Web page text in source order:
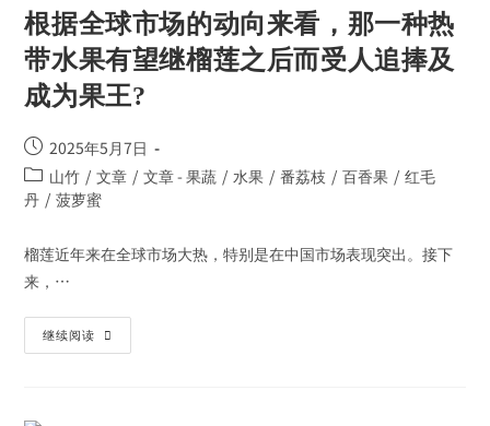
根据全球市场的动向来看，那一种热
带水果有望继榴莲之后而受人追捧及
成为果王?
2025年5月7日
山竹 / 文章 / 文章 - 果蔬 / 水果 / 番荔枝 / 百香果 / 红毛
丹 / 菠萝蜜
榴莲近年来在全球市场大热，特别是在中国市场表现突出。接下
来，…
继续阅读